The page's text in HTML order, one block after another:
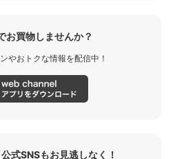
お買物しませんか？
やおトクな情報を配信中！
式SNSもお見逃しなく！